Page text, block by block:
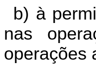
b) à
nas
operações